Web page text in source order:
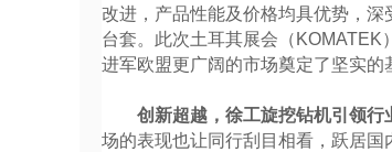
改进，产品性能及价格均具优势，
台套。此次土耳其展会（
进军欧盟更广阔的市场奠定了坚实的
创新超越，徐工旋挖钻机引领行
场的表现也让同行刮目相看，跃居